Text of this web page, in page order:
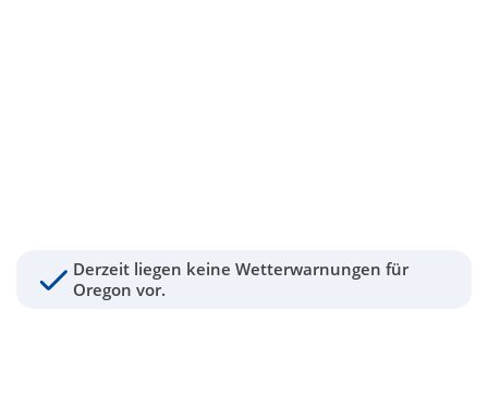
Derzeit liegen keine Wetterwarnungen für
Oregon vor.